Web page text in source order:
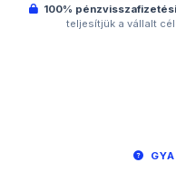
100%
teljesítjük a vállalt